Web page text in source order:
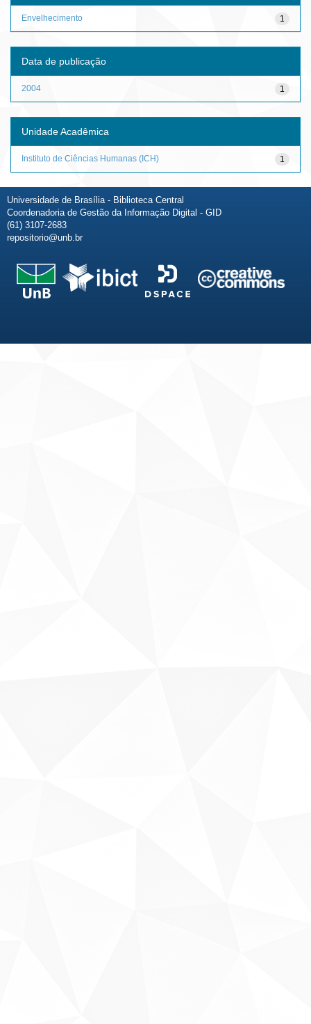
1
Envelhecimento
Data de publicação
1
2004
Unidade Acadêmica
1
Instituto de Ciências Humanas (ICH)
Universidade de Brasília - Biblioteca Central
Coordenadoria de Gestão da Informação Digital - GID
(61) 3107-2683
repositorio@unb.br